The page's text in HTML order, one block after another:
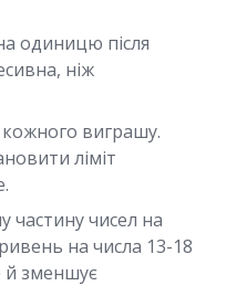
одиницю після
ніж
кожного виграшу.
ліміт
частину чисел на
на числа 13-18
й зменшує